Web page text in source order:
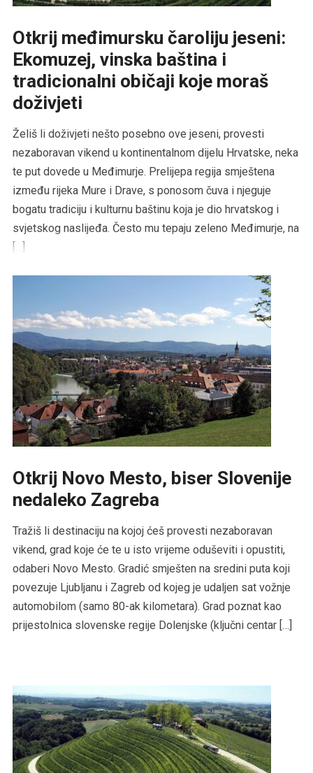
Otkrij međimursku čaroliju jeseni:
Ekomuzej, vinska baština i
tradicionalni običaji koje moraš
doživjeti
Želiš li doživjeti nešto posebno ove jeseni, provesti
nezaboravan vikend u kontinentalnom dijelu Hrvatske, neka
te put dovede u Međimurje. Prelijepa regija smještena
između rijeka Mure i Drave, s ponosom čuva i njeguje
bogatu tradiciju i kulturnu baštinu koja je dio hrvatskog i
svjetskog naslijeđa. Često mu tepaju zeleno Međimurje, na
[…]
Otkrij Novo Mesto, biser Slovenije
nedaleko Zagreba
Tražiš li destinaciju na kojoj ćeš provesti nezaboravan
vikend, grad koje će te u isto vrijeme oduševiti i opustiti,
odaberi Novo Mesto. Gradić smješten na sredini puta koji
povezuje Ljubljanu i Zagreb od kojeg je udaljen sat vožnje
automobilom (samo 80-ak kilometara). Grad poznat kao
prijestolnica slovenske regije Dolenjske (ključni centar […]